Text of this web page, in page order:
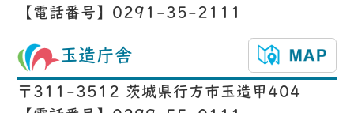
【電話番号】0291-35-2111
玉造庁舎
〒311-3512 茨城県行方市玉造甲404